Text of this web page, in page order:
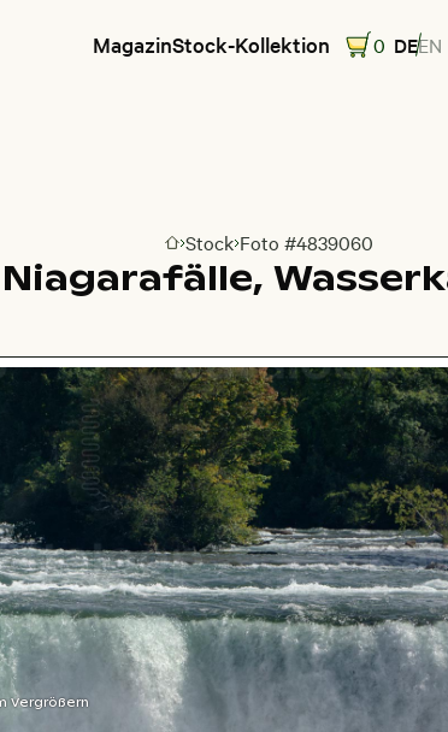
MagazinStock-Kollektion 0 DEEN
Zur Homepage
Stock Foto #4839060
Vergrößern